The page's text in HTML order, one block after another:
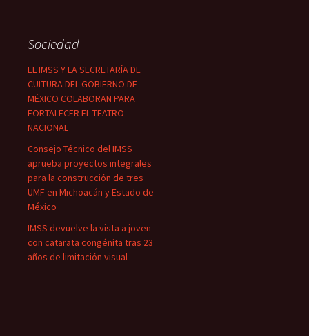
Sociedad
EL IMSS Y LA SECRETARÍA DE
CULTURA DEL GOBIERNO DE
MÉXICO COLABORAN PARA
FORTALECER EL TEATRO
NACIONAL
Consejo Técnico del IMSS
aprueba proyectos integrales
para la construcción de tres
UMF en Michoacán y Estado de
México
IMSS devuelve la vista a joven
con catarata congénita tras 23
años de limitación visual